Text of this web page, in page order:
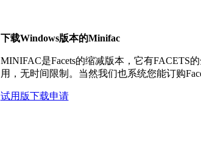
下载Windows版本的Minifac
MINIFAC是Facets的缩减版本，它有FACETS
用，无时间限制。当然我们也系统您能订购
试用版下载申请